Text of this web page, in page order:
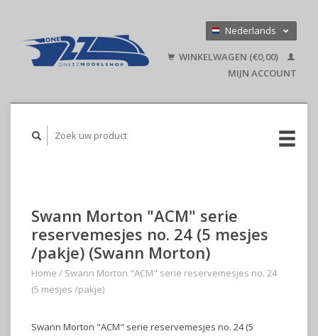
Nederlands
English
WINKELWAGEN (€0,00)
MIJN ACCOUNT
Swann Morton "ACM" serie
reservemesjes no. 24 (5 mesjes
/pakje) (Swann Morton)
Home / Swann Morton "ACM" serie reservemesjes no. 24
(5 mesjes /pakje)
Swann Morton "ACM" serie reservemesjes no. 24 (5